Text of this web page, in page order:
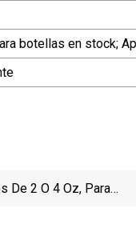
botellas en stock;
De 2 O 4 Oz, Para